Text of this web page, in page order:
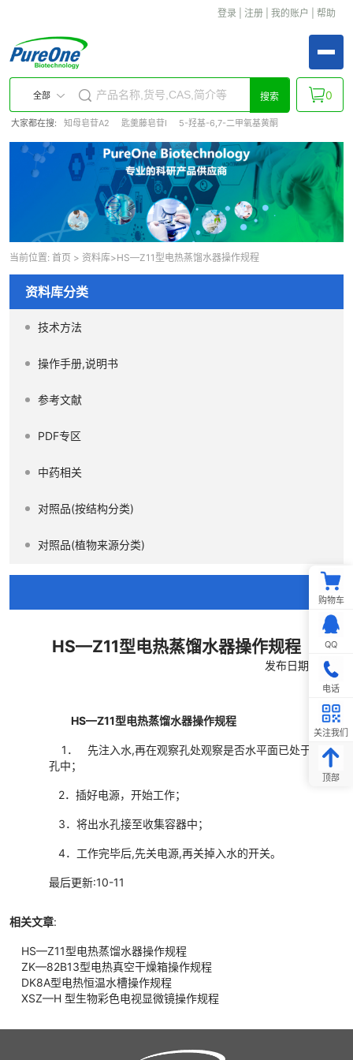
登录 注册 我的账户 帮助
全部 搜索
大家都在搜: 知母皂苷A2 匙羹藤皂苷I 5-羟基-6,7-二甲氧基黄酮
0
当前位置: 首页 > 资料库>HS—Z11型电热蒸馏水器操作规程
资料库分类
技术方法
操作手册,说明书
参考文献
PDF专区
中药相关
对照品(按结构分类)
对照品(植物来源分类)
HS—Z11型电热蒸馏水器操作规程
发布日期:10-11
HS—Z11型电热蒸馏水器操作规程
1． 先注入水,再在观察孔处观察是否水平面已处于观察
孔中；
2．插好电源，开始工作；
3．将出水孔接至收集容器中；
4．工作完毕后,先关电源,再关掉入水的开关。
最后更新:10-11
相关文章:
HS—Z11型电热蒸馏水器操作规程
ZK—82B13型电热真空干燥箱操作规程
DK­8A型电热恒温水槽操作规程
XSZ—H 型生物彩色电视显微镜操作规程
购物车
QQ
电话
关注我们
顶部